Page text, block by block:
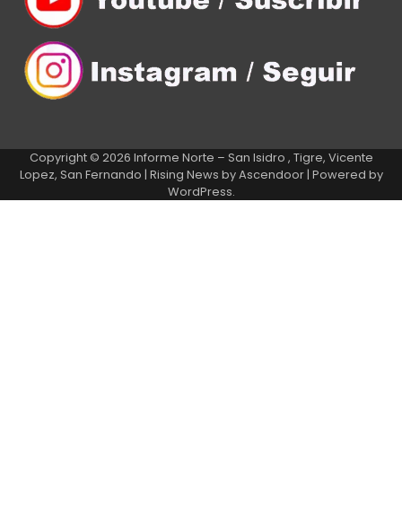
Copyright © 2026 Informe Norte – San Isidro , Tigre, Vicente
Lopez, San Fernando | Rising News byAscendoor| Powered by
WordPress.